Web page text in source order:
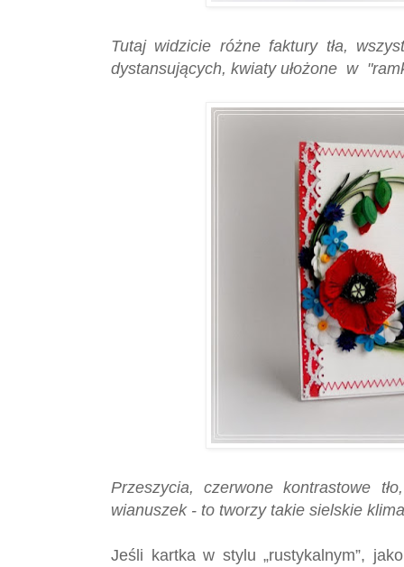
Tutaj widzicie różne faktury tła,
dystansujących, kwiaty ułożone w
Przeszycia, czerwone kontrastowe
wianuszek - to tworzy takie sielskie
Jeśli kartka w stylu „rustykalnym”,